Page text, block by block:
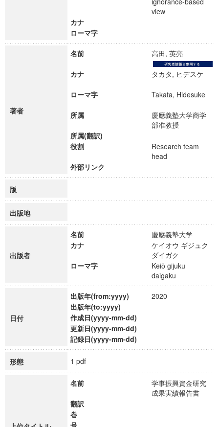
view
カナ
ローマ字
著者
名前 高田, 英亮
カナ タカタ, ヒデスケ
ローマ字 Takata, Hidesuke
所属
慶應義塾大学商学
部准教授
所属(翻訳)
役割
Research team
head
外部リンク
版
出版地
出版者
名前
慶應義塾大学
カナ
ケイオウ ギジュク
ダイガク
ローマ字
Keiō gijuku
daigaku
日付
出版年(from:yyyy)
2020
出版年(to:yyyy)
作成日(yyyy-mm-dd)
更新日(yyyy-mm-dd)
記録日(yyyy-mm-dd)
形態 1 pdf
名前
学事振興資金研究
成果実績報告書
翻訳
巻
号